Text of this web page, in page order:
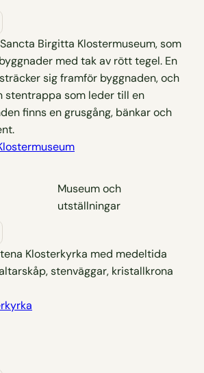
Museum och
utställningar